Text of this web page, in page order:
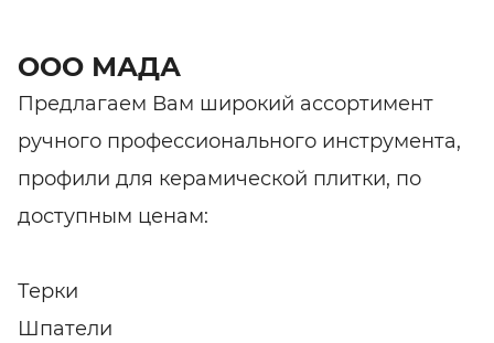
ООО МАДА
Предлагаем Вам широкий ассортимент
ручного профессионального инструмента,
профили для керамической плитки, по
доступным ценам:
Терки
Шпатели